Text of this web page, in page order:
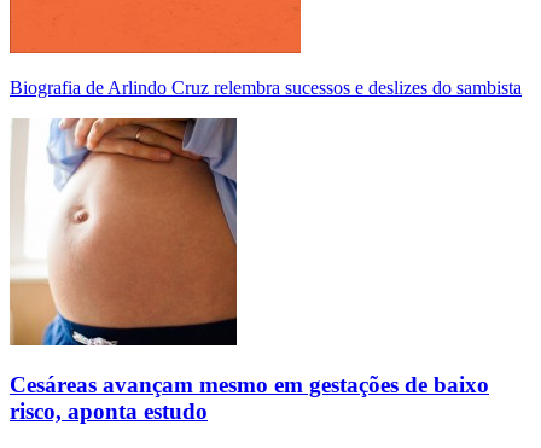
Biografia de Arlindo Cruz relembra sucessos e deslizes do sambista
Cesáreas avançam mesmo em gestações de baixo
risco, aponta estudo